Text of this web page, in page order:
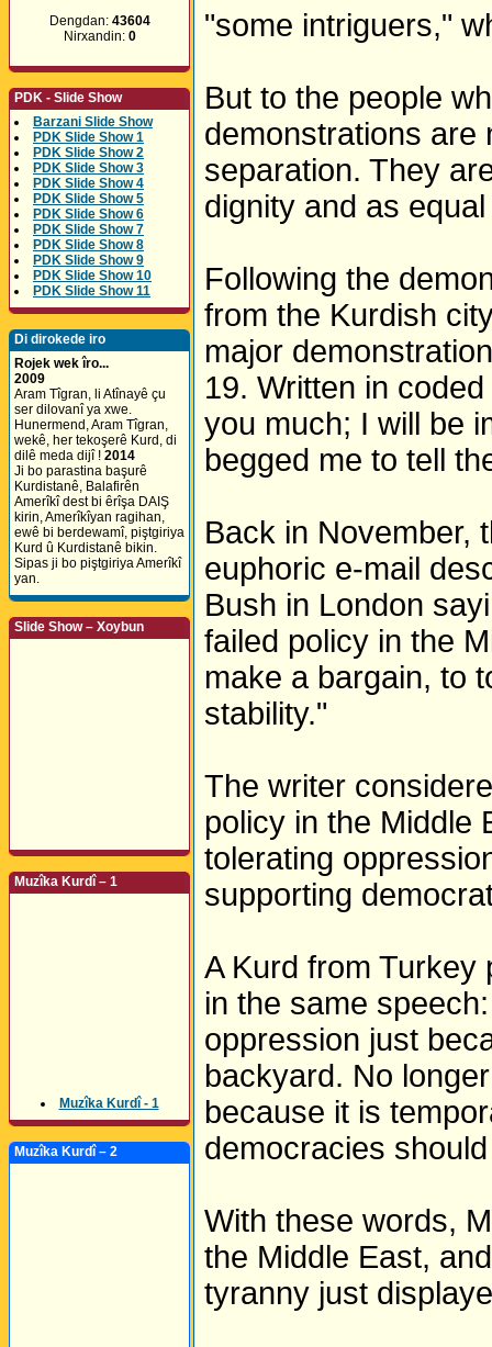
Dengdan: 43604
Nirxandin: 0
PDK - Slide Show
Barzani Slide Show
PDK Slide Show 1
PDK Slide Show 2
PDK Slide Show 3
PDK Slide Show 4
PDK Slide Show 5
PDK Slide Show 6
PDK Slide Show 7
PDK Slide Show 8
PDK Slide Show 9
PDK Slide Show 10
PDK Slide Show 11
Di dirokede iro
Rojek wek îro...
2009
Aram Tîgran, li Atînayê çu
ser dilovanî ya xwe.
Hunermend, Aram Tîgran,
wekê, her tekoşerê Kurd, di
dilê meda dijî ! 2014
Ji bo parastina başurê
Kurdistanê, Balafirên
Amerîkî dest bi êrîşa DAIŞ
kirin, Amerîkîyan ragihan,
ewê bi berdewamî, piştgiriya
Kurd û Kurdistanê bikin.
Sipas ji bo piştgiriya Amerîkî
yan.
Slide Show – Xoybun
Muzîka Kurdî – 1
Muzîka Kurdî - 1
Muzîka Kurdî – 2
"some intriguers,"
But to the people
demonstrations are
separation. They
dignity and as
Following the
from the Kurdish
major
19. Written in
you much; I will be
begged me to tell
Back in November,
euphoric e-mail
Bush in London
failed policy in the
make a bargain, to
stability."
The writer
policy in the Middle
tolerating
supporting
A Kurd from Turkey
in the same
oppression just
backyard. No
because it is
democracies
With these words,
the Middle East,
tyranny just